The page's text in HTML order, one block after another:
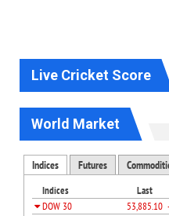
Live Cricket Score
World Market